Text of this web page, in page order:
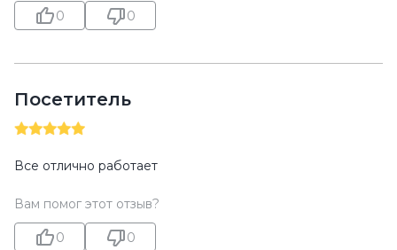
0 0
Посетитель
Все отлично работает
Вам помог этот отзыв?
0 0